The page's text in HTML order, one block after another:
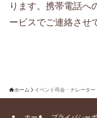
ります。携帯電話へ
ービスでご連絡させ
ホーム イベント司会・ナレーター